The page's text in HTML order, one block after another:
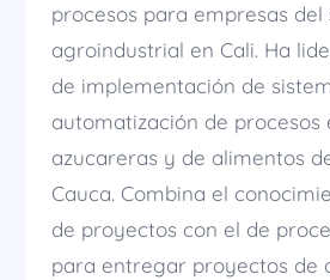
procesos para empresas del
agroindustrial en Cali. Ha
de implementación de
automatización de procesos
azucareras y de alimentos
Cauca. Combina el
de proyectos con el de
para entregar proyectos de